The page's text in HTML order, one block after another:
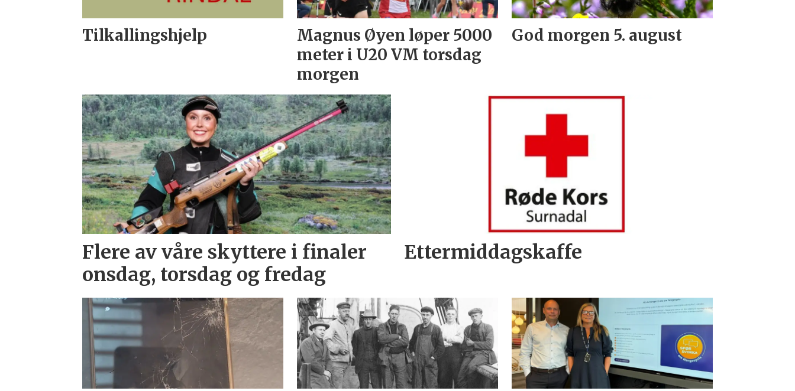
Tilkallingshjelp
Magnus Øyen løper 5000
meter i U20 VM torsdag
morgen
God morgen 5. august
Flere av våre skyttere i finaler
onsdag, torsdag og fredag
Ettermiddagskaffe